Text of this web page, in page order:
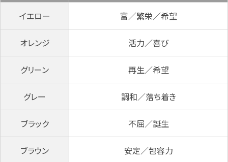
イエロー 富／繁栄／希望
オレンジ 活力／喜び
グリーン 再生／希望
グレー 調和／落ち着き
ブラック 不屈／誕生
ブラウン 安定／包容力